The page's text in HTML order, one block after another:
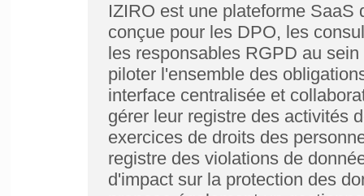
IZIRO est une plateforme
conçue pour les DPO, les
les responsables RGPD au
piloter l'ensemble des
interface centralisée et
gérer leur registre des activités
exercices de droits des
registre des violations de
d'impact sur la protection des